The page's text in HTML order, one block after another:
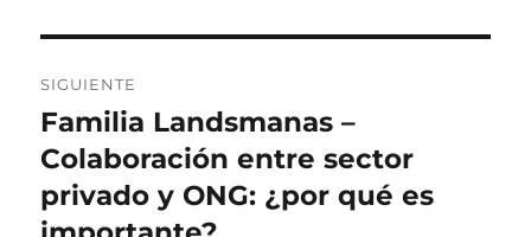
SIGUIENTE
Siguiente
entrada:
Familia Landsmanas –
Colaboración entre sector
privado y ONG: ¿por qué es